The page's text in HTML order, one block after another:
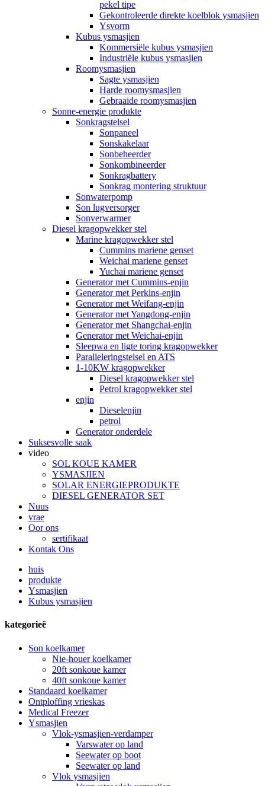
pekel tipe
Gekontroleerde direkte koelblok ysmasjien
Ysvorm
Kubus ysmasjien
Kommersiële kubus ysmasjien
Industriële kubus ysmasjien
Roomysmasjien
Sagte ysmasjien
Harde roomysmasjien
Gebraaide roomysmasjien
Sonne-energie produkte
Sonkragstelsel
Sonpaneel
Sonskakelaar
Sonbeheerder
Sonkombineerder
Sonkragbattery
Sonkrag montering struktuur
Sonwaterpomp
Son lugversorger
Sonverwarmer
Diesel kragopwekker stel
Marine kragopwekker stel
Cummins mariene genset
Weichai mariene genset
Yuchai mariene genset
Generator met Cummins-enjin
Generator met Perkins-enjin
Generator met Weifang-enjin
Generator met Yangdong-enjin
Generator met Shangchai-enjin
Generator met Weichai-enjin
Sleepwa en ligte toring kragopwekker
Paralleleringstelsel en ATS
1-10KW kragopwekker
Diesel kragopwekker stel
Petrol kragopwekker stel
enjin
Dieselenjin
petrol
Generator onderdele
Suksesvolle saak
video
SOL KOUE KAMER
YSMASJIEN
SOLAR ENERGIEPRODUKTE
DIESEL GENERATOR SET
Nuus
vrae
Oor ons
sertifikaat
Kontak Ons
huis
produkte
Ysmasjien
Kubus ysmasjien
kategorieë
Son koelkamer
Nie-houer koelkamer
20ft sonkoue kamer
40ft sonkoue kamer
Standaard koelkamer
Ontploffing vrieskas
Medical Freezer
Ysmasjien
Vlok-ysmasjien-verdamper
Varswater op land
Seewater op boot
Seewater op land
Vlok ysmasjien